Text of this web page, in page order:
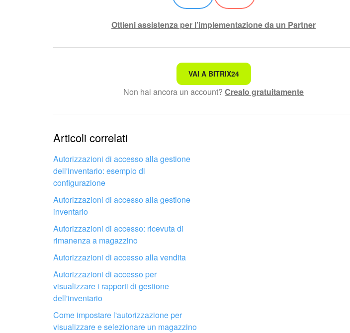
Ottieni assistenza per l’implementazione da un Partner
Non è quello che sto cercando.
Troppo breve, ho bisogno di maggiori informazioni.
Fai configurare il tuo Bitrix24 a un
professionista locale
TROVA UN PARTNER BITRIX24 VICINO A ME
VAI A BITRIX24
Non hai ancora un account? Crealo gratuitamente
Articoli correlati
Autorizzazioni di accesso alla gestione
dell'inventario: esempio di
configurazione
Autorizzazioni di accesso alla gestione
inventario
Autorizzazioni di accesso: ricevuta di
rimanenza a magazzino
Autorizzazioni di accesso alla vendita
Autorizzazioni di accesso per
visualizzare i rapporti di gestione
dell'inventario
Come impostare l'autorizzazione per
visualizzare e selezionare un magazzino